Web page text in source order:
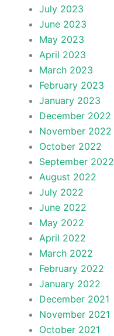
July 2023
June 2023
May 2023
April 2023
March 2023
February 2023
January 2023
December 2022
November 2022
October 2022
September 2022
August 2022
July 2022
June 2022
May 2022
April 2022
March 2022
February 2022
January 2022
December 2021
November 2021
October 2021